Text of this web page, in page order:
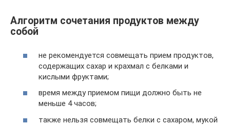
Алгоритм сочетания продуктов между
собой
не рекомендуется совмещать прием продуктов,
содержащих сахар и крахмал с белками и
кислыми фруктами;
время между приемом пищи должно быть не
меньше 4 часов;
также нельзя совмещать белки с сахаром, мукой